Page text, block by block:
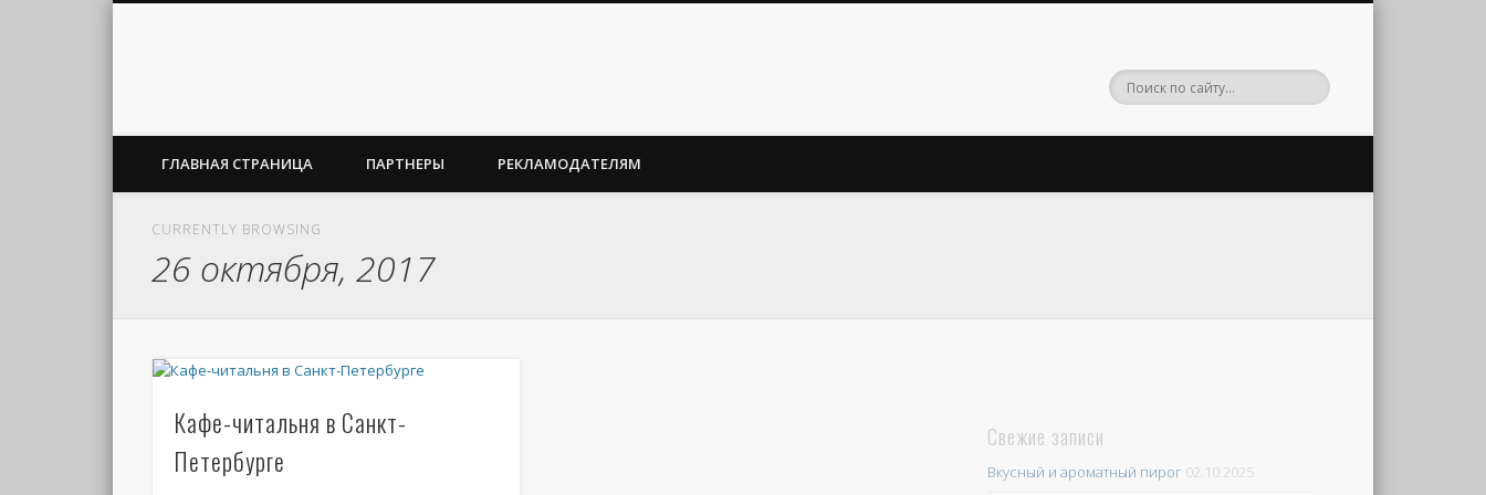
ГЛАВНАЯ СТРАНИЦА ПАРТНЕРЫ РЕКЛАМОДАТЕЛЯМ
CURRENTLY BROWSING
26 октября, 2017
Кафе-читальня в Санкт-
Петербурге
Свежие записи
Вкусный и ароматный пирог 02.10.2025